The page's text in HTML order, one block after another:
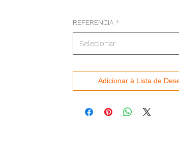
REFERENCIA *
Selecionar
Adicionar à Lista de